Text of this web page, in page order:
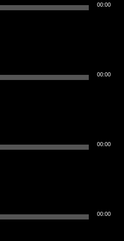
00:00
00:00
00:00
00:00